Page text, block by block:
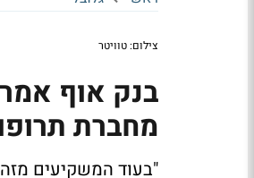
צילום: טוויטר
מחברת